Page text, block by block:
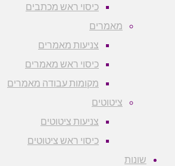
כיסוי ראש מכתבים
מאמרים
צניעות מאמרים
כיסוי ראש מאמרים
מקומות עבודה מאמרים
ציטוטים
צניעות ציטוטים
כיסוי ראש ציטוטים
שונות